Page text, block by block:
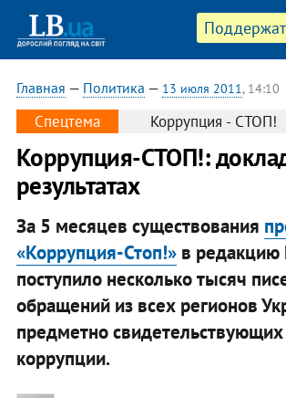
Главная — Политика — 13 июля 2011, 14:10
Спецтема Коррупция - СТОП!
Коррупция-СТОП!:
результатах
За 5 месяцев существования
«Коррупция-Стоп!»в редакцию
поступило несколько тысяч
обращений из всех регионов
предметно
коррупции.